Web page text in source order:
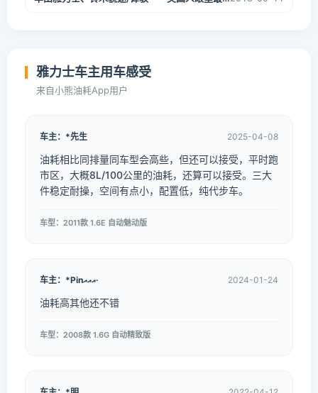
雅力士车主用车感受
来自小熊油耗App用户
车主：*先生 2025-04-08
油耗相比同排量同车型会高些，但还可以接受，平时跑
市区，大概8L/100公里的油耗，还算可以接受。三大
件稳定耐操，空间有点小，配置低，纯代步车。
车型：2011款 1.6E 自动魅动版
车主：*Pinއއއ· 2024-01-24
油耗高其他还不错
车型：2008款 1.6G 自动精致版